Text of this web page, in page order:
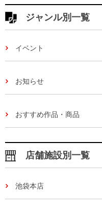
ジャンル別一覧
イベント
お知らせ
おすすめ作品・商品
店舗施設別一覧
池袋本店